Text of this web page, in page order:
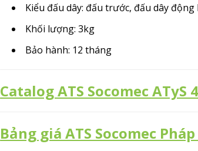
Kiểu đấu dây: đấu trước, đấu dây
Khối lượng: 3kg
Bảo hành: 12 tháng
Catalog ATS Socomec ATyS
Bảng giá ATS Socomec Pháp